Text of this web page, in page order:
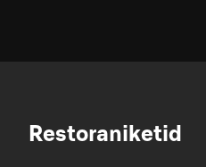
Restoraniketid